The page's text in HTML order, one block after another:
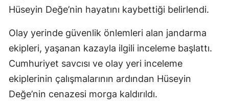
Hüseyin Değe’nin hayatını kaybettiği belirlendi.
Olay yerinde güvenlik önlemleri alan jandarma
ekipleri, yaşanan kazayla ilgili inceleme başlattı.
Cumhuriyet savcısı ve olay yeri inceleme
ekiplerinin çalışmalarının ardından Hüseyin
Değe’nin cenazesi morga kaldırıldı.